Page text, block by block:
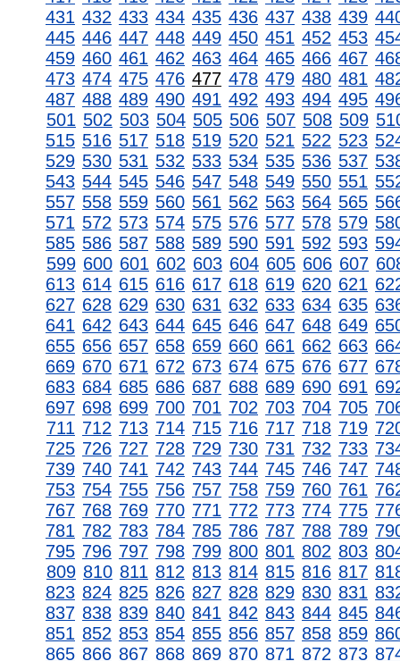
431 432 433 434 435 436 437 438 439
445 446 447 448 449 450 451 452 453
459 460 461 462 463 464 465 466 467
473 474 475 476 477 478 479 480 481
487 488 489 490 491 492 493 494 495
501 502 503 504 505 506 507 508 509
515 516 517 518 519 520 521 522 523
529 530 531 532 533 534 535 536 537
543 544 545 546 547 548 549 550 551
557 558 559 560 561 562 563 564 565
571 572 573 574 575 576 577 578 579
585 586 587 588 589 590 591 592 593
599 600 601 602 603 604 605 606 607
613 614 615 616 617 618 619 620 621
627 628 629 630 631 632 633 634 635
641 642 643 644 645 646 647 648 649
655 656 657 658 659 660 661 662 663
669 670 671 672 673 674 675 676 677
683 684 685 686 687 688 689 690 691
697 698 699 700 701 702 703 704 705
711 712 713 714 715 716 717 718 719
725 726 727 728 729 730 731 732 733
739 740 741 742 743 744 745 746 747
753 754 755 756 757 758 759 760 761
767 768 769 770 771 772 773 774 775
781 782 783 784 785 786 787 788 789
795 796 797 798 799 800 801 802 803
809 810 811 812 813 814 815 816 817
823 824 825 826 827 828 829 830 831
837 838 839 840 841 842 843 844 845
851 852 853 854 855 856 857 858 859
865 866 867 868 869 870 871 872 873